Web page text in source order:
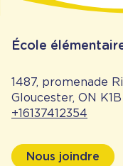
de la nouvelle
connecter dès
École
1487, promenade
Gloucester, ON
+16137412354
Nous joindre